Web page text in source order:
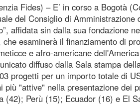
Fides) – E’ in corso a Bogotà
del Consiglio di Amministrazione
affidata sin dalla sua fondazione
che esaminerà il finanziamento di
e afro-americane
diffuso dalla Sala stampa
progetti per un importo totale di
più "attive" nella presentazione dei
(42); Perù (15); Ecuador (16) e El